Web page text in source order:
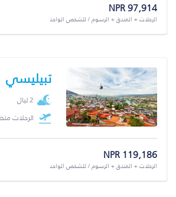
NPR 97,914
الرحلات + الفندق + الرسوم / للشخص الواحد
تبيليسي
2 ليال
الرحلات
NPR 119,186
الرحلات + الفندق + الرسوم / للشخص الواحد